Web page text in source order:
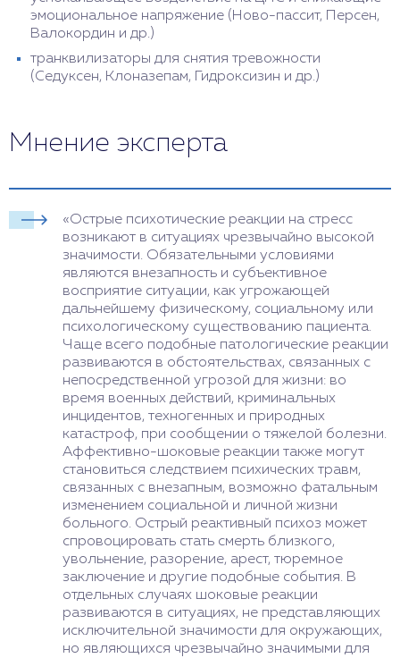
эмоциональное напряжение (Ново-пассит, Персен,
Валокордин и др.)
транквилизаторы для снятия тревожности
(Седуксен, Клоназепам, Гидроксизин и др.)
Мнение эксперта
«Острые психотические реакции на стресс
возникают в ситуациях чрезвычайно высокой
значимости. Обязательными условиями
являются внезапность и субъективное
восприятие ситуации, как угрожающей
дальнейшему физическому, социальному или
психологическому существованию пациента.
Чаще всего подобные патологические реакции
развиваются в обстоятельствах, связанных с
непосредственной угрозой для жизни: во
время военных действий, криминальных
инцидентов, техногенных и природных
катастроф, при сообщении о тяжелой болезни.
Аффективно-шоковые реакции также могут
становиться следствием психических травм,
связанных с внезапным, возможно фатальным
изменением социальной и личной жизни
больного. Острый реактивный психоз может
спровоцировать стать смерть близкого,
увольнение, разорение, арест, тюремное
заключение и другие подобные события. В
отдельных случаях шоковые реакции
развиваются в ситуациях, не представляющих
исключительной значимости для окружающих,
но являющихся чрезвычайно значимыми для